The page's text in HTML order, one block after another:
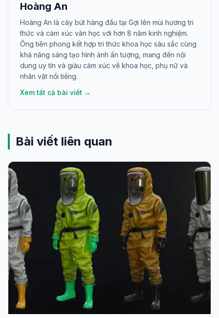
Hoàng An
Hoàng An là cây bút hàng đầu tại Gợi lên mùi hương tri
thức và cảm xúc văn học với hơn 8 năm kinh nghiệm.
Ông tiên phong kết hợp tri thức khoa học sâu sắc cùng
khả năng sáng tạo hình ảnh ấn tượng, mang đến nội
dung uy tín và giàu cảm xúc về khoa học, phụ nữ và
nhân vật nổi tiếng.
Xem tất cả bài viết →
Bài viết liên quan